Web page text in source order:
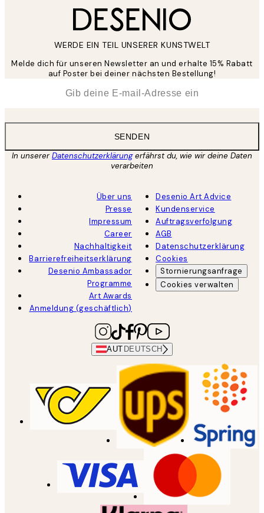
WERDE EIN TEIL UNSERER KUNSTWELT
Melde dich für unseren Newsletter an und erhalte 15% Rabatt
auf Poster bei deiner nächsten Bestellung!
SENDEN
In unsererDatenschutzerklärungerfährst du, wie wir deine Daten
verarbeiten
Über uns
Presse
Impressum
Career
Nachhaltigkeit
Barrierefreiheitserklärung
Desenio Ambassador
Programme
Art Awards
Anmeldung (geschäftlich)
Desenio Art Advice
Kundenservice
Auftragsverfolgung
AGB
Datenschutzerklärung
Cookies
Stornierungsanfrage
Cookies verwalten
AUT DEUTSCH